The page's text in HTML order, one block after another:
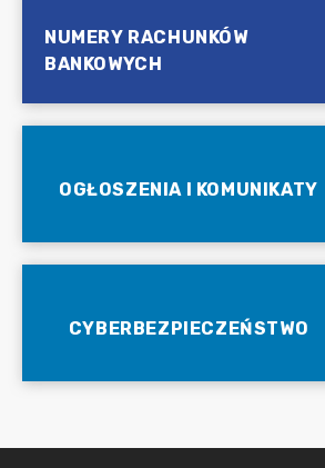
NUMERY RACHUNKÓW
BANKOWYCH
OGŁOSZENIA I KOMUNIKATY
CYBERBEZPIECZEŃSTWO